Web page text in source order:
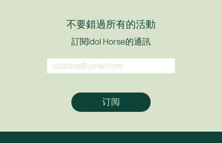
不要錯過所有的活動
訂閱Idol Horse的通訊